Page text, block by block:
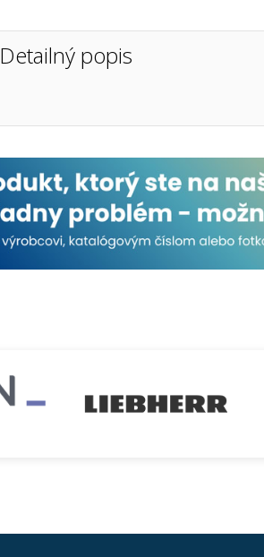
Detailný popis